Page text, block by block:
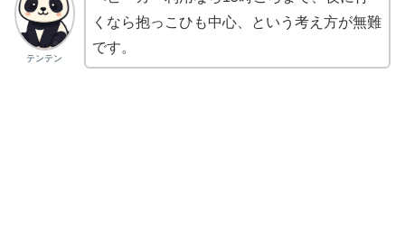
テンテン
くなら抱っこひも中心、という考え方が無難
です。